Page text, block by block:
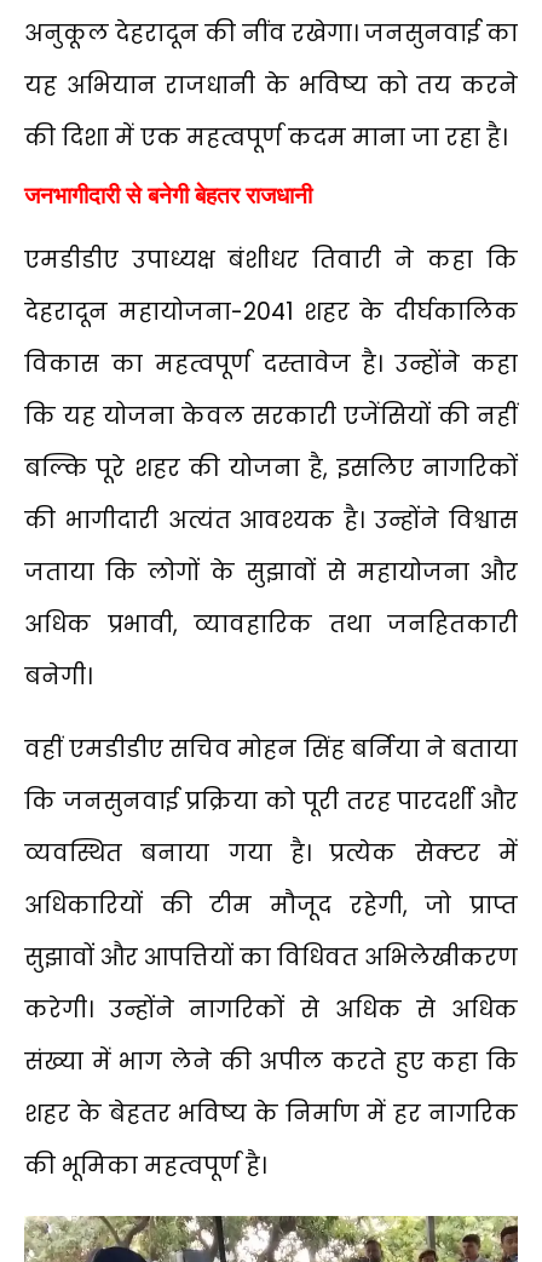
अनुकूल देहरादून की नींव रखेगा। जनसुनवाई का
यह अभियान राजधानी के भविष्य को तय करने
की दिशा में एक महत्वपूर्ण कदम माना जा रहा है।
जनभागीदारी से बनेगी बेहतर राजधानी
एमडीडीए उपाध्यक्ष बंशीधर तिवारी ने कहा कि
देहरादून महायोजना-2041 शहर के दीर्घकालिक
विकास का महत्वपूर्ण दस्तावेज है। उन्होंने कहा
कि यह योजना केवल सरकारी एजेंसियों की नहीं
बल्कि पूरे शहर की योजना है, इसलिए नागरिकों
की भागीदारी अत्यंत आवश्यक है। उन्होंने विश्वास
जताया कि लोगों के सुझावों से महायोजना और
अधिक प्रभावी, व्यावहारिक तथा जनहितकारी
बनेगी।
वहीं एमडीडीए सचिव मोहन सिंह बर्निया ने बताया
कि जनसुनवाई प्रक्रिया को पूरी तरह पारदर्शी और
व्यवस्थित बनाया गया है। प्रत्येक सेक्टर में
अधिकारियों की टीम मौजूद रहेगी, जो प्राप्त
सुझावों और आपत्तियों का विधिवत अभिलेखीकरण
करेगी। उन्होंने नागरिकों से अधिक से अधिक
संख्या में भाग लेने की अपील करते हुए कहा कि
शहर के बेहतर भविष्य के निर्माण में हर नागरिक
की भूमिका महत्वपूर्ण है।